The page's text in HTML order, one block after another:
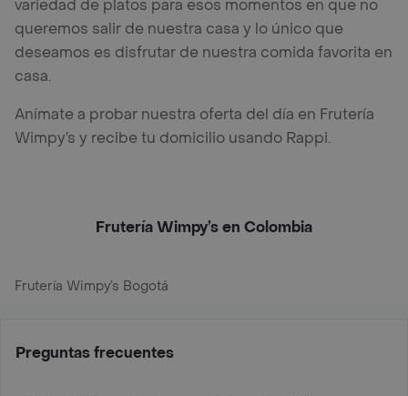
variedad de platos para esos momentos en que no
queremos salir de nuestra casa y lo único que
deseamos es disfrutar de nuestra comida favorita en
casa.
Anímate a probar nuestra oferta del día en Frutería
Wimpy’s y recibe tu domicilio usando Rappi.
Frutería Wimpy’s en Colombia
Frutería Wimpy’s Bogotá
Preguntas frecuentes